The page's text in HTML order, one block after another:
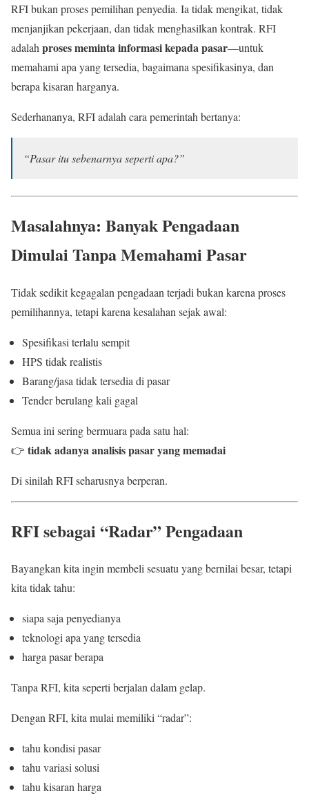
RFI bukan proses pemilihan penyedia. Ia tidak mengikat, tidak
menjanjikan pekerjaan, dan tidak menghasilkan kontrak. RFI
adalah proses meminta informasi kepada pasar—untuk
memahami apa yang tersedia, bagaimana spesifikasinya, dan
berapa kisaran harganya.
Sederhananya, RFI adalah cara pemerintah bertanya:
“Pasar itu sebenarnya seperti apa?”
Masalahnya: Banyak Pengadaan
Dimulai Tanpa Memahami Pasar
Tidak sedikit kegagalan pengadaan terjadi bukan karena proses
pemilihannya, tetapi karena kesalahan sejak awal:
Spesifikasi terlalu sempit
HPS tidak realistis
Barang/jasa tidak tersedia di pasar
Tender berulang kali gagal
Semua ini sering bermuara pada satu hal:
👉 tidak adanya analisis pasar yang memadai
Di sinilah RFI seharusnya berperan.
RFI sebagai “Radar” Pengadaan
Bayangkan kita ingin membeli sesuatu yang bernilai besar, tetapi
kita tidak tahu:
siapa saja penyedianya
teknologi apa yang tersedia
harga pasar berapa
Tanpa RFI, kita seperti berjalan dalam gelap.
Dengan RFI, kita mulai memiliki “radar”:
tahu kondisi pasar
tahu variasi solusi
tahu kisaran harga